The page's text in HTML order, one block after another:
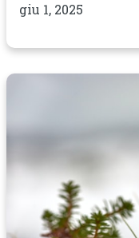
giu 1, 2025